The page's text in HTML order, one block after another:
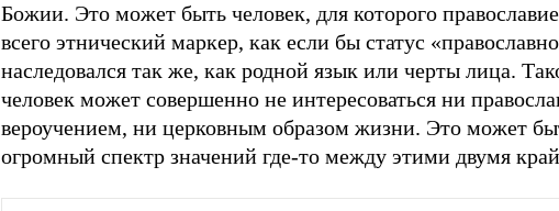
Божии. Это может быть человек, для которого
всего этнический маркер, как если бы статус
наследовался так же, как родной язык или черты лица.
человек может совершенно не интересоваться ни
вероучением, ни церковным образом жизни. Это может
огромный спектр значений где-то между этими двумя